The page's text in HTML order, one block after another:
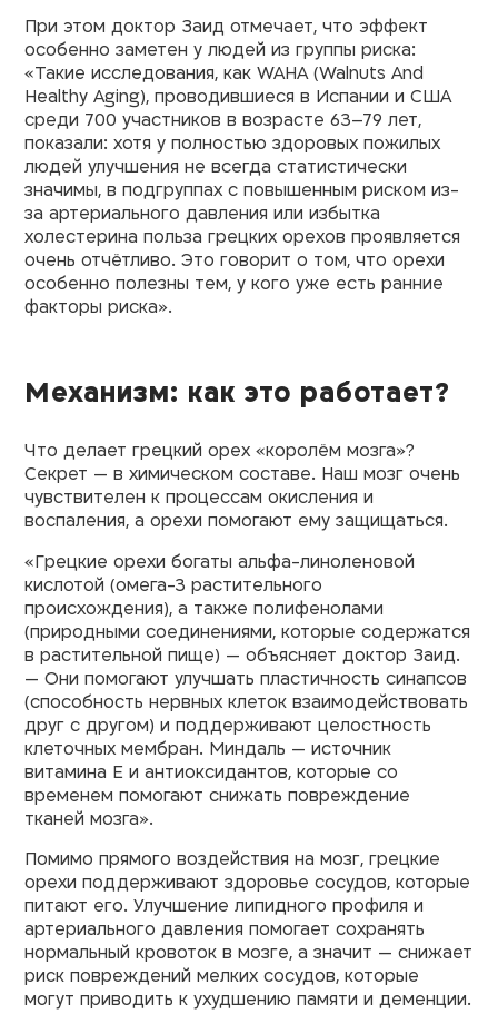
При этом доктор Заид отмечает, что эффект
особенно заметен у людей из группы риска:
«Такие исследования, как WAHA (Walnuts And
Healthy Aging), проводившиеся в Испании и США
среди 700 участников в возрасте 63–79 лет,
показали: хотя у полностью здоровых пожилых
людей улучшения не всегда статистически
значимы, в подгруппах с повышенным риском из-
за артериального давления или избытка
холестерина польза грецких орехов проявляется
очень отчётливо. Это говорит о том, что орехи
особенно полезны тем, у кого уже есть ранние
факторы риска».
Механизм: как это работает?
Что делает грецкий орех «королём мозга»?
Секрет — в химическом составе. Наш мозг очень
чувствителен к процессам окисления и
воспаления, а орехи помогают ему защищаться.
«Грецкие орехи богаты альфа-линоленовой
кислотой (омега-3 растительного
происхождения), а также полифенолами
(природными соединениями, которые содержатся
в растительной пище) — объясняет доктор Заид.
— Они помогают улучшать пластичность синапсов
(способность нервных клеток взаимодействовать
друг с другом) и поддерживают целостность
клеточных мембран. Миндаль — источник
витамина E и антиоксидантов, которые со
временем помогают снижать повреждение
тканей мозга».
Помимо прямого воздействия на мозг, грецкие
орехи поддерживают здоровье сосудов, которые
питают его. Улучшение липидного профиля и
артериального давления помогает сохранять
нормальный кровоток в мозге, а значит — снижает
риск повреждений мелких сосудов, которые
могут приводить к ухудшению памяти и деменции.